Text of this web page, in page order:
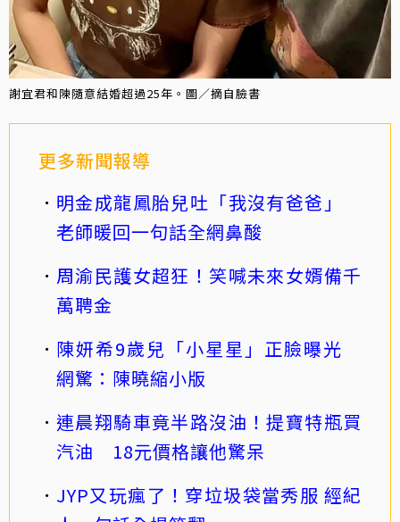
謝宜君和陳隨意結婚超過25年。圖／摘自臉書
更多新聞報導
明金成龍鳳胎兒吐「我沒有爸爸」
老師暖回一句話全網鼻酸
周渝民護女超狂！笑喊未來女婿備千
萬聘金
陳妍希9歲兒「小星星」正臉曝光
網驚：陳曉縮小版
連晨翔騎車竟半路沒油！提寶特瓶買
汽油 18元價格讓他驚呆
JYP又玩瘋了！穿垃圾袋當秀服 經紀